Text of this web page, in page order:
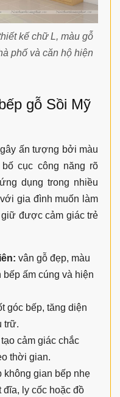
kế chữ L, màu gỗ
phố và căn hộ hiện
gỗ Sồi Mỹ
ấn tượng bởi màu
cục công năng rõ
dụng trong nhiều
gia đình muốn làm
được cảm giác trẻ
vân gỗ đẹp, màu
ấm cúng và hiện
góc bếp, tăng diện
trữ.
tạo cảm giác chắc
thời gian.
không gian bếp nhẹ
ly cốc hoặc đồ